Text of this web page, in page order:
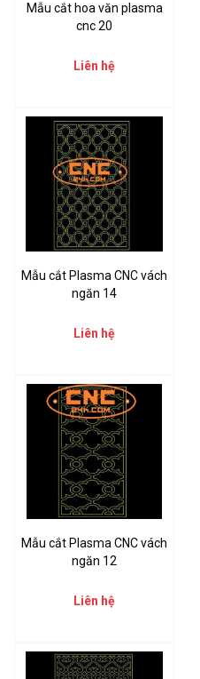
Mẫu cắt hoa văn plasma
cnc 20
Liên hệ
Mẫu cắt Plasma CNC vách
ngăn 14
Liên hệ
Mẫu cắt Plasma CNC vách
ngăn 12
Liên hệ